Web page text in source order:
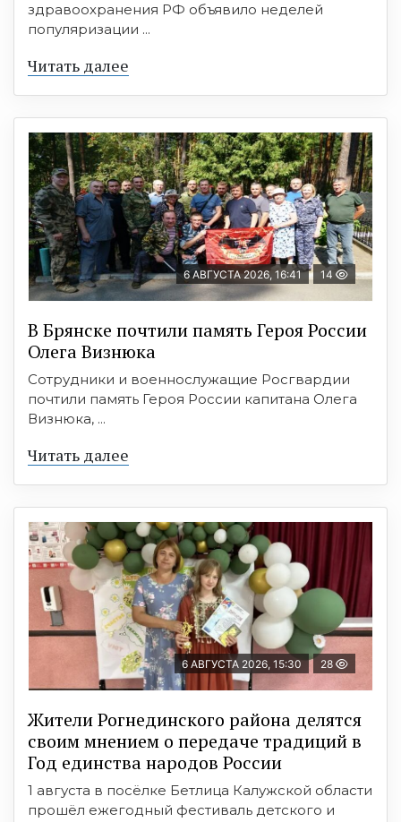
здравоохранения РФ объявило неделей
популяризации ...
Читать далее
6 АВГУСТА 2026, 16:41 14
В Брянске почтили память Героя России
Олега Визнюка
Сотрудники и военнослужащие Росгвардии
почтили память Героя России капитана Олега
Визнюка, ...
Читать далее
6 АВГУСТА 2026, 15:30 28
Жители Рогнединского района делятся
своим мнением о передаче традиций в
Год единства народов России
1 августа в посёлке Бетлица Калужской области
прошёл ежегодный фестиваль детского и